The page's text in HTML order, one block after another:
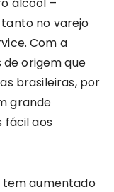
no varejo
Com a
origem que
brasileiras, por
grande
fácil aos
tem aumentado